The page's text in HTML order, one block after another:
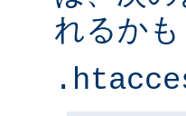
れるかも